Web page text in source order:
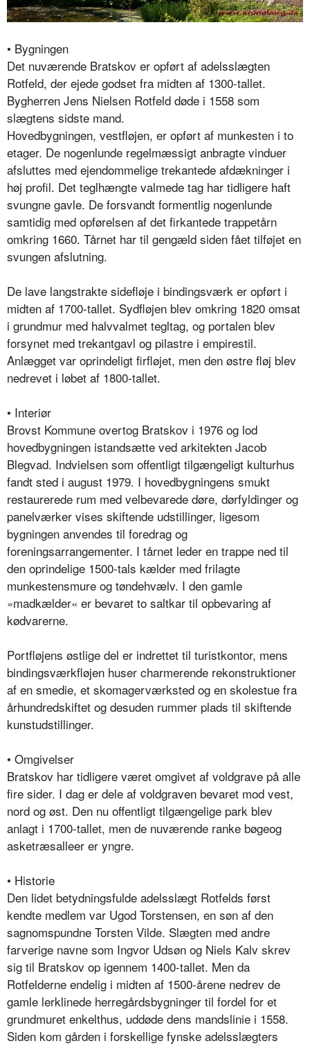
• Bygningen
Det nuværende Bratskov er opført af adelsslægten
Rotfeld, der ejede godset fra midten af 1300-tallet.
Bygherren Jens Nielsen Rotfeld døde i 1558 som
slægtens sidste mand.
Hovedbygningen, vestfløjen, er opført af munkesten i to
etager. De nogenlunde regelmæssigt anbragte vinduer
afsluttes med ejendommelige trekantede afdækninger i
høj profil. Det teglhængte valmede tag har tidligere haft
svungne gavle. De forsvandt formentlig nogenlunde
samtidig med opførelsen af det firkantede trappetårn
omkring 1660. Tårnet har til gengæld siden fået tilføjet en
svungen afslutning.
De lave langstrakte sidefløje i bindingsværk er opført i
midten af 1700-tallet. Sydfløjen blev omkring 1820 omsat
i grundmur med halvvalmet tegltag, og portalen blev
forsynet med trekantgavl og pilastre i empirestil.
Anlægget var oprindeligt firfløjet, men den østre fløj blev
nedrevet i løbet af 1800-tallet.
• Interiør
Brovst Kommune overtog Bratskov i 1976 og lod
hovedbygningen istandsætte ved arkitekten Jacob
Blegvad. Indvielsen som offentligt tilgængeligt kulturhus
fandt sted i august 1979. I hovedbygningens smukt
restaurerede rum med velbevarede døre, dørfyldinger og
panelværker vises skiftende udstillinger, ligesom
bygningen anvendes til foredrag og
foreningsarrangementer. I tårnet leder en trappe ned til
den oprindelige 1500-tals kælder med frilagte
munkestensmure og tøndehvælv. I den gamle
»madkælder« er bevaret to saltkar til opbevaring af
kødvarerne.
Portfløjens østlige del er indrettet til turistkontor, mens
bindingsværkfløjen huser charmerende rekonstruktioner
af en smedie, et skomagerværksted og en skolestue fra
århundredskiftet og desuden rummer plads til skiftende
kunstudstillinger.
• Omgivelser
Bratskov har tidligere været omgivet af voldgrave på alle
fire sider. I dag er dele af voldgraven bevaret mod vest,
nord og øst. Den nu offentligt tilgængelige park blev
anlagt i 1700-tallet, men de nuværende ranke bøgeog
asketræsalleer er yngre.
• Historie
Den lidet betydningsfulde adelsslægt Rotfelds først
kendte medlem var Ugod Torstensen, en søn af den
sagnomspundne Torsten Vilde. Slægten med andre
farverige navne som Ingvor Udsøn og Niels Kalv skrev
sig til Bratskov op igennem 1400-tallet. Men da
Rotfelderne endelig i midten af 1500-årene nedrev de
gamle lerklinede herregårdsbygninger til fordel for et
grundmuret enkelthus, uddøde dens mandslinie i 1558.
Siden kom gården i forskellige fynske adelsslægters